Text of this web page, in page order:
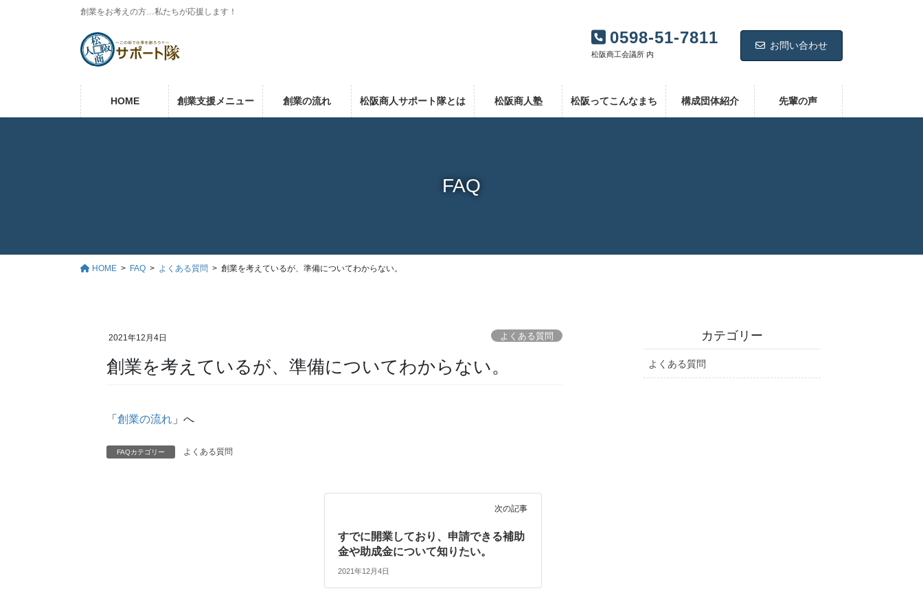
創業をお考えの方…私たちが応援します！
0598-51-7811
松阪商工会議所 内
お問い合わせ
HOME 創業支援メニュー 創業の流れ 松阪商人サポート隊とは 松阪商人塾 松阪ってこんなまち 構成団体紹介 先輩の声
FAQ
HOME FAQ よくある質問 創業を考えているが、準備についてわからない。
2021年12月4日 よくある質問
創業を考えているが、準備についてわからない。
「創業の流れ 」へ
FAQカテゴリー よくある質問
次の記事
すでに開業しており、申請できる補助
金や助成金について知りたい。
2021年12月4日
カテゴリー
よくある質問